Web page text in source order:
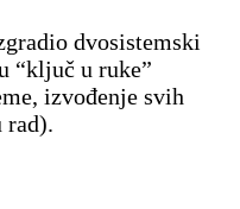
dvosistemski
“ključ u ruke”
izvođenje svih
rad).